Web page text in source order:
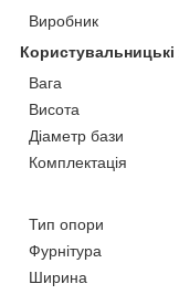
Виробник
Користувальницькі
Вага
Висота
Діаметр бази
Комплектація
Тип опори
Фурнітура
Ширина